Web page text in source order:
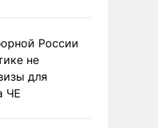
России
не
для
ЧЕ